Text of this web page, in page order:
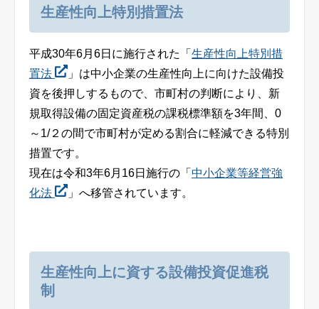
生産性向上特別措置法
平成30年6月 6日に施行された「 生産性向上特別措
置法
」は中小企業の生産性向上に向けた設備投
資を後押しするもので、市町村の判断により、新
規取得設備の固定資産税の課税標準額を3年間、 0
～ 1/２の間で市町村が定める割合に軽減できる特別
措置です。
現在は令和3年6月 16日施行の「 中小企業等経営強
化法
」へ移管されています。
生産性向上に資する設備投資促進税
制